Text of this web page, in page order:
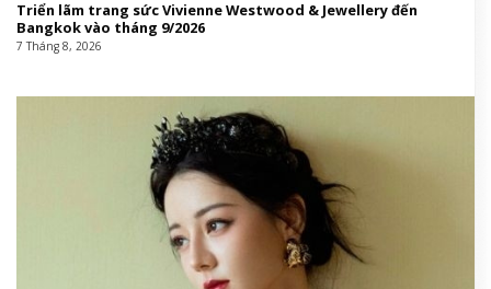
Triển lãm trang sức Vivienne Westwood & Jewellery đến
Bangkok vào tháng 9/2026
7 Tháng 8, 2026